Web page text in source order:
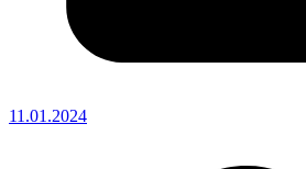
11.01.2024